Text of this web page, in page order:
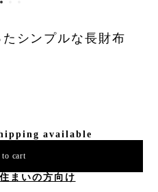
シンプルな長財布
available
to cart
まいの方向け